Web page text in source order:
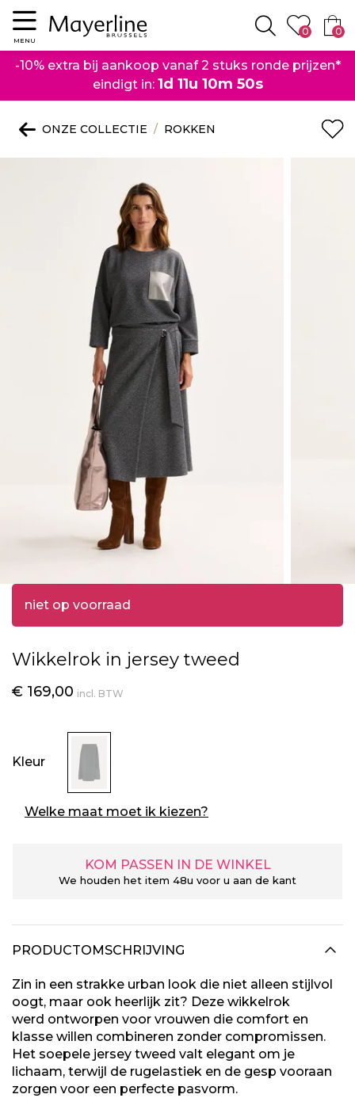
Menu
MENU Zoeken
0 0
-10% extra bij aankoop vanaf 2 stuks ronde prijzen*
eindigt in: 1d 11u 10m 50s
ONZE COLLECTIE ROKKEN
niet op voorraad
Wikkelrok in jersey tweed
€ 169,00 incl. BTW
Kleur
Welke maat moet ik kiezen?
KOM PASSEN IN DE WINKEL
We houden het item 48u voor u aan de kant
PRODUCTOMSCHRIJVING
Zin in een strakke urban look die niet alleen stijlvol
oogt, maar ook heerlijk zit? Deze wikkelrok
werd ontworpen voor vrouwen die comfort en
klasse willen combineren zonder compromissen.
Het soepele jersey tweed valt elegant om je
lichaam, terwijl de rugelastiek en de gesp vooraan
zorgen voor een perfecte pasvorm.